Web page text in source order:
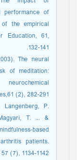
performance of
the empirical
Education, 61,
132-141.
The neural
of meditation:
(2), 282-291.
Langenberg, P.
T. ... &
patients.
(7), 1134-1142.